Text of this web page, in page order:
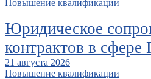
Повышение квалификации
Юридическое
контрактов в сфере
21 августа 2026
Повышение квалификации